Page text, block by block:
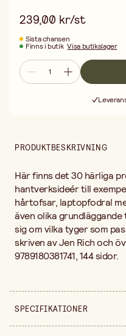
Boken är skriven av Jen Rich
9789180381741, 144 sidor.
239,00 kr/st
Sista chansen
Finns i butik Visa butikslager
PRODUKTBESKRIVNING
Här finns det 30 härliga
hantverksideér till
hårtofsar, laptopfodral
även olika
sig om vilka tyger som
skriven av Jen Rich och
9789180381741, 144 sidor.
SPECIFIKATIONER